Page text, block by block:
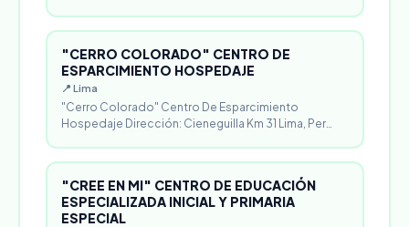
"CERRO COLORADO" CENTRO DE
ESPARCIMIENTO HOSPEDAJE
📍 Lima
"Cerro Colorado" Centro De Esparcimiento
Hospedaje Dirección: Cieneguilla Km 31 Lima, Per…
"CREE EN MI" CENTRO DE EDUCACIÓN
ESPECIALIZADA INICIAL Y PRIMARIA
ESPECIAL